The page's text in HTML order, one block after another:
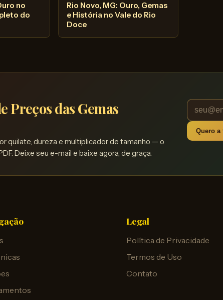
no
do
Rio Novo, MG: Ouro, Gemas
e História no Vale do Rio
Doce
Preços das Gemas
quilate, dureza e multiplicador de tamanho — o
Deixe seu e-mail e baixe agora, de graça.
Quero a
Legal
Política de Privacidade
Termos de Uso
Contato